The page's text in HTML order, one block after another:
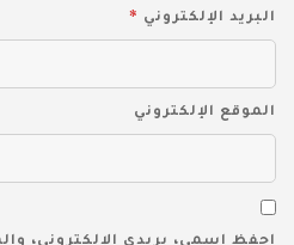
البريد الإلكتروني *
الموقع الإلكتروني
احفظ اسمي، بريدي الإلكتروني،